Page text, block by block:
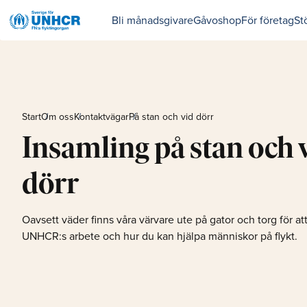
Bli månadsgivareGåvoshopFör företag
StartOm ossKontaktvägarPå stan och vid dörr
Insamling på stan och
dörr
Oavsett väder finns våra värvare ute på gator och torg för
UNHCR:s arbete och hur du kan hjälpa människor på flykt.